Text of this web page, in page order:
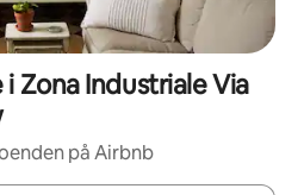
Zona Industriale Via
på Airbnb